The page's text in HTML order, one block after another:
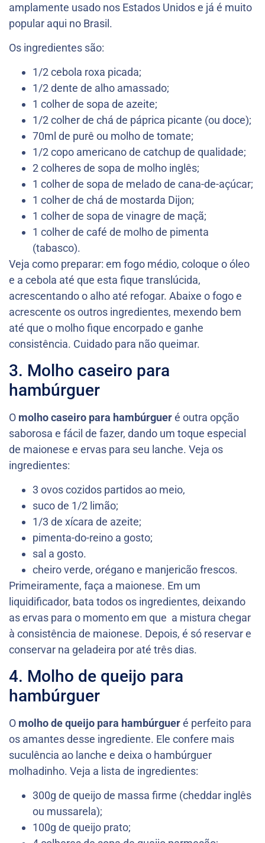
amplamente usado nos Estados Unidos e já é muito
popular aqui no Brasil.
Os ingredientes são:
1/2 cebola roxa picada;
1/2 dente de alho amassado;
1 colher de sopa de azeite;
1/2 colher de chá de páprica picante (ou doce);
70ml de purê ou molho de tomate;
1/2 copo americano de catchup de qualidade;
2 colheres de sopa de molho inglês;
1 colher de sopa de melado de cana-de-açúcar;
1 colher de chá de mostarda Dijon;
1 colher de sopa de vinagre de maçã;
1 colher de café de molho de pimenta
(tabasco).
Veja como preparar: em fogo médio, coloque o óleo
e a cebola até que esta fique translúcida,
acrescentando o alho até refogar. Abaixe o fogo e
acrescente os outros ingredientes, mexendo bem
até que o molho fique encorpado e ganhe
consistência. Cuidado para não queimar.
3. Molho caseiro para
hambúrguer
O molho caseiro para hambúrgueré outra opção
saborosa e fácil de fazer, dando um toque especial
de maionese e ervas para seu lanche. Veja os
ingredientes:
3 ovos cozidos partidos ao meio,
suco de 1/2 limão;
1/3 de xícara de azeite;
pimenta-do-reino a gosto;
sal a gosto.
cheiro verde, orégano e manjericão frescos.
Primeiramente, faça a maionese. Em um
liquidificador, bata todos os ingredientes, deixando
as ervas para o momento em que a mistura chegar
à consistência de maionese. Depois, é só reservar e
conservar na geladeira por até três dias.
4. Molho de queijo para
hambúrguer
O molho de queijo para hambúrgueré perfeito para
os amantes desse ingrediente. Ele confere mais
suculência ao lanche e deixa o hambúrguer
molhadinho. Veja a lista de ingredientes:
300g de queijo de massa firme (cheddar inglês
ou mussarela);
100g de queijo prato;